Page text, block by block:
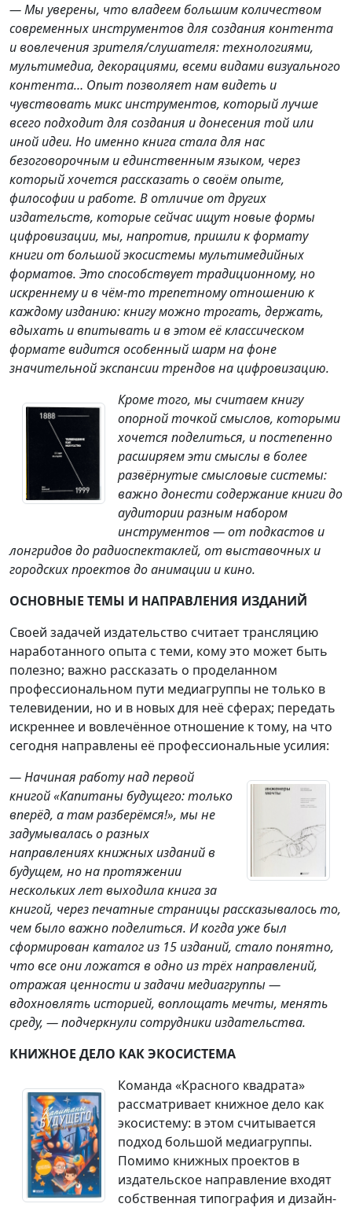
— Мы уверены, что владеем большим количеством
современных инструментов для создания контента
и вовлечения зрителя/слушателя: технологиями,
мультимедиа, декорациями, всеми видами визуального
контента… Опыт позволяет нам видеть и
чувствовать микс инструментов, который лучше
всего подходит для создания и донесения той или
иной идеи. Но именно книга стала для нас
безоговорочным и единственным языком, через
который хочется рассказать о своём опыте,
философии и работе. В отличие от других
издательств, которые сейчас ищут новые формы
цифровизации, мы, напротив, пришли к формату
книги от большой экосистемы мультимедийных
форматов. Это способствует традиционному, но
искреннему и в чём-то трепетному отношению к
каждому изданию: книгу можно трогать, держать,
вдыхать и впитывать и в этом её классическом
формате видится особенный шарм на фоне
значительной экспансии трендов на цифровизацию.
Кроме того, мы считаем книгу
опорной точкой смыслов, которыми
хочется поделиться, и постепенно
расширяем эти смыслы в более
развёрнутые смысловые системы:
важно донести содержание книги до
аудитории разным набором
инструментов — от подкастов и
лонгридов до радиоспектаклей, от выставочных и
городских проектов до анимации и кино.
ОСНОВНЫЕ ТЕМЫ И НАПРАВЛЕНИЯ ИЗДАНИЙ
Своей задачей издательство считает трансляцию
наработанного опыта с теми, кому это может быть
полезно; важно рассказать о проделанном
профессиональном пути медиагруппы не только в
телевидении, но и в новых для неё сферах; передать
искреннее и вовлечённое отношение к тому, на что
сегодня направлены её профессиональные усилия:
— Начиная работу над первой
книгой «Капитаны будущего: только
вперёд, а там разберёмся!», мы не
задумывалась о разных
направлениях книжных изданий в
будущем, но на протяжении
нескольких лет выходила книга за
книгой, через печатные страницы рассказывалось то,
чем было важно поделиться. И когда уже был
сформирован каталог из 15 изданий, стало понятно,
что все они ложатся в одно из трёх направлений,
отражая ценности и задачи медиагруппы —
вдохновлять историей, воплощать мечты, менять
среду, — подчеркнули сотрудники издательства.
КНИЖНОЕ ДЕЛО КАК ЭКОСИСТЕМА
Команда «Красного квадрата»
рассматривает книжное дело как
экосистему: в этом считывается
подход большой медиагруппы.
Помимо книжных проектов в
издательское направление входят
собственная типография и дизайн-